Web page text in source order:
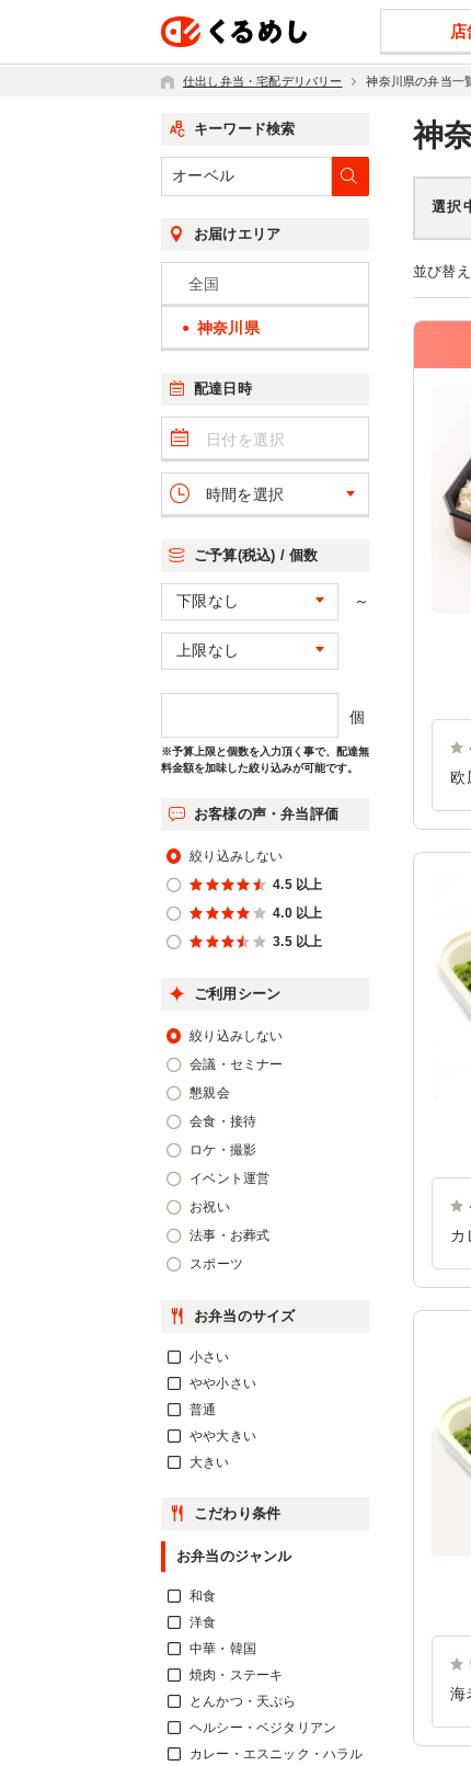
仕出し弁当・宅配デリバリー 神奈川県の弁当一
神
選択
並び替え
欧
共
カ
ご
海
ご
キーワード検索
お届けエリア
全国
神奈川県
配達日時
時間を選択
ご予算(税込) / 個数
～
個
※予算上限と個数を入力頂く事で、配達無
料金額を加味した絞り込みが可能です。
お客様の声・弁当評価
絞り込みしない
4.5 以上
4.0 以上
3.5 以上
ご利用シーン
絞り込みしない
会議・セミナー
懇親会
会食・接待
ロケ・撮影
イベント運営
お祝い
法事・お葬式
スポーツ
お弁当のサイズ
小さい
やや小さい
普通
やや大きい
大きい
こだわり条件
お弁当のジャンル
和食
洋食
中華・韓国
焼肉・ステーキ
とんかつ・天ぷら
ヘルシー・ベジタリアン
カレー・エスニック・ハラル